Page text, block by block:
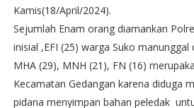
Kamis(18/April/2024).
Sejumlah Enam orang diamankan
inisial ,EFI (25) warga Suko manunggal
MHA (29), MNH (21), FN (16)
Kecamatan Gedangan karena diduga
pidana menyimpan bahan peledak